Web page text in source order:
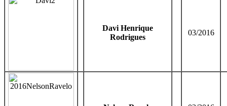
Davi Henrique
Rodrigues
03/2016